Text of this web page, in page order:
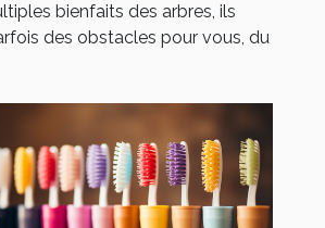
bienfaits des arbres, ils
des obstacles pour vous, du